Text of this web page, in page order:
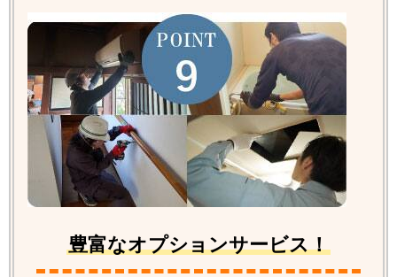
豊富なオプションサービス！